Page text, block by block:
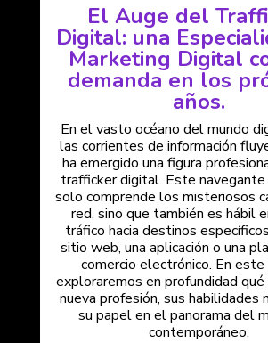
El Auge del
Digital: una
Marketing Digital
demanda en los
años.
En el vasto océano del mundo
las corrientes de información
ha emergido una figura
trafficker digital. Este
solo comprende los misteriosos
red, sino que también es hábil
tráfico hacia destinos
sitio web, una aplicación o una
comercio electrónico. En este
exploraremos en profundidad
nueva profesión, sus habilidades
su papel en el panorama del
contemporáneo.